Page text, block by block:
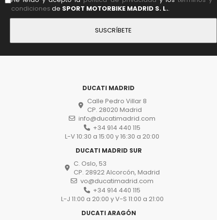
condiciones de SPORT MOTORBIKE MADRID S. L..
DUCATI MADRID
Calle Pedro Villar 8
CP. 28020 Madrid
info@ducatimadrid.com
+34 914 440 115
L-V 10:30 a 15:00 y 16:30 a 20:00
DUCATI MADRID SUR
C. Oslo, 53
CP. 28922 Alcorcón, Madrid
vo@ducatimadrid.com
+34 914 440 115
L-J 11:00 a 20:00 y V-S 11:00 a 21:00
DUCATI ARAGÓN